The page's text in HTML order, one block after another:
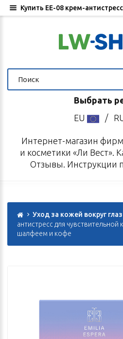
Выбрать
EU
/
Интернет-магазин
и косметики «Ли Вест».
Отзывы. Инструкции
Уход за кожей вокруг глаз
антистресс для чувствительной
шалфеем и кофе